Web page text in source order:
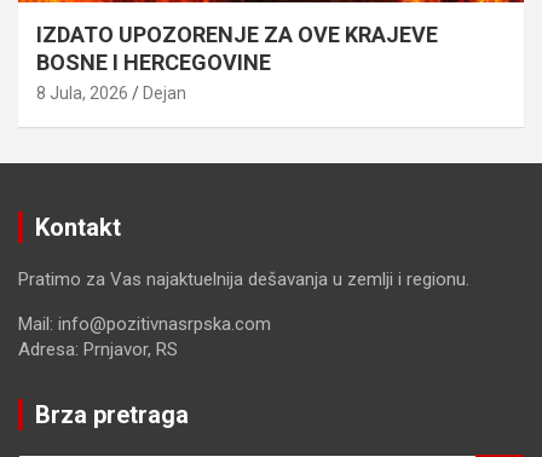
IZDATO UPOZORENJE ZA OVE KRAJEVE
BOSNE I HERCEGOVINE
8 Jula, 2026 Dejan
Kontakt
Pratimo za Vas najaktuelnija dešavanja u zemlji i regionu.
Mail: info@pozitivnasrpska.com
Adresa: Prnjavor, RS
Brza pretraga